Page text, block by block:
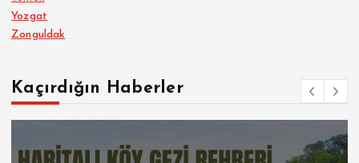
Yozgat
Zonguldak
Kaçırdığın Haberler